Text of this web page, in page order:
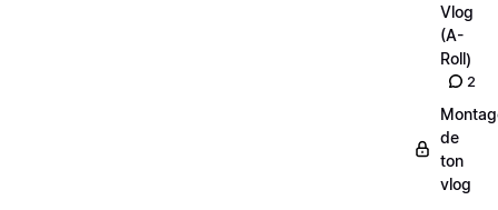
Vlog
(A-
Roll)
2
de
ton
vlog